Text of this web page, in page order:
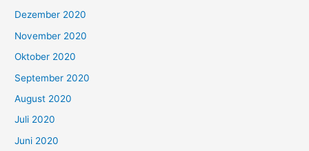
Dezember 2020
November 2020
Oktober 2020
September 2020
August 2020
Juli 2020
Juni 2020